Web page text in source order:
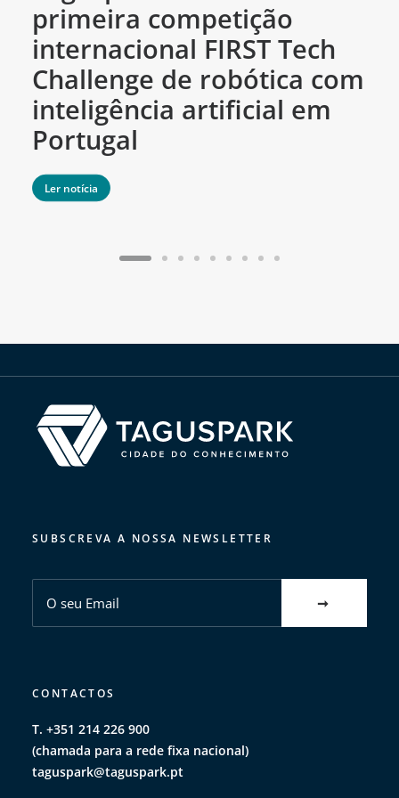
primeira competição
internacional FIRST Tech
Challenge de robótica com
inteligência artificial em
Portugal
Ler notícia
SUBSCREVA A NOSSA NEWSLETTER
CONTACTOS
T. +351 214 226 900
(chamada para a rede fixa nacional)
taguspark@taguspark.pt